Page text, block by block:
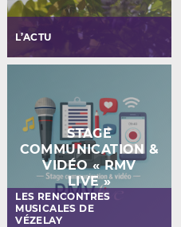
L’ACTU
LES RENCONTRES
MUSICALES DE
VÉZELAY
STAGE
COMMUNICATION &
VIDÉO « RMV
LIVE »